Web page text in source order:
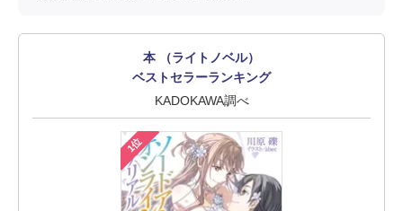
本 （ライトノベル）
ベストセラーランキング
KADOKAWA調べ
1位